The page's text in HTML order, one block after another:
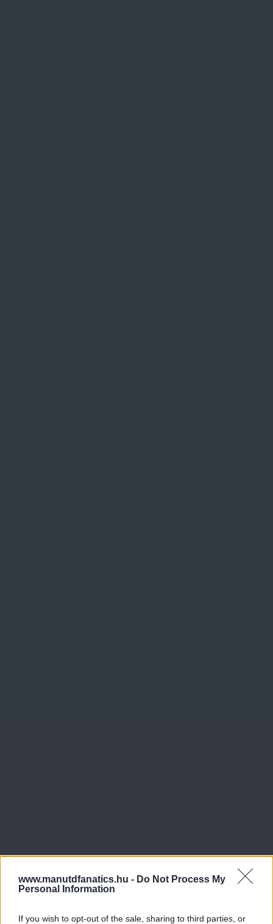
www.manutdfanatics.hu - Do Not Process My
Personal Information
If you wish to opt-out of the sale, sharing to third parties, or